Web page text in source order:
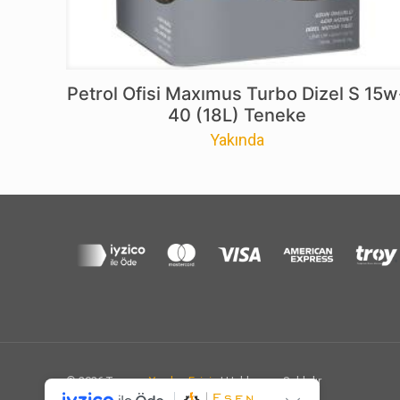
Petrol Ofisi Maxımus Turbo Dizel S
40 (18L) Teneke
Yakında
© 2026 TasarımYazılım Eviniz| Haklarımız Saklıdır